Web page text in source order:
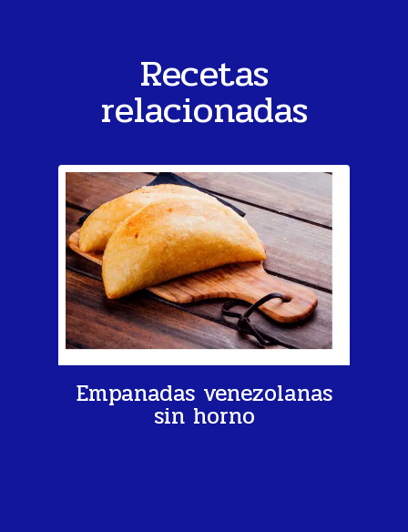
Recetas
relacionadas
Empanadas venezolanas
sin horno